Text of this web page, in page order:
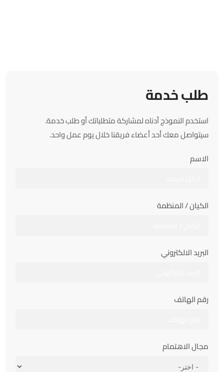
طلب خدمة
استخدم النموذج أدناه لمشاركة متطلباتك أو طلب خدمة.
سيتواصل معك أحد أعضاء فريقنا خلال يوم عمل واحد.
الاسم
الكيان / المنظمة
البريد الالكتروني
رقم الهاتف
مجال الاهتمام